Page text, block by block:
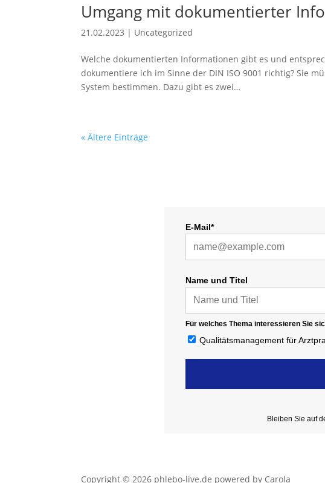
Umgang mit dokumentierter
21.02.2023 | Uncategorized
Welche dokumentierten Informationen gibt es und
dokumentiere ich im Sinne der DIN ISO 9001 richtig? Sie
System bestimmen. Dazu gibt es zwei…
« Ältere Einträge
E-Mail*
Name und Titel
Für welches Thema interessieren Sie
Qualitätsmanagement für
Bleiben Sie auf
Copyright © 2026 phlebo-live.de powered by Carola